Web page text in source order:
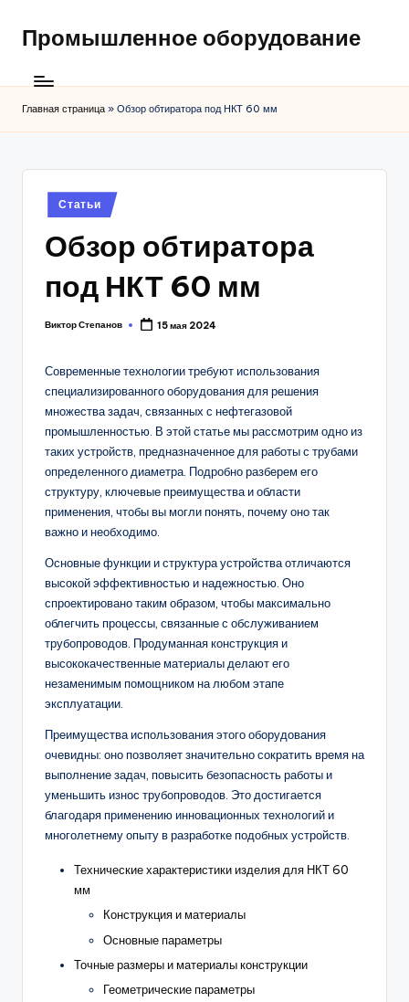
Промышленное оборудование
Главная страница » Обзор обтиратора под НКТ 60 мм
Posted
in
Статьи
Обзор обтиратора
под НКТ 60 мм
Posted
Виктор Степанов 15 мая 2024
Современные технологии требуют использования
специализированного оборудования для решения
множества задач, связанных с нефтегазовой
промышленностью. В этой статье мы рассмотрим одно из
таких устройств, предназначенное для работы с трубами
определенного диаметра. Подробно разберем его
структуру, ключевые преимущества и области
применения, чтобы вы могли понять, почему оно так
важно и необходимо.
Основные функции и структура устройства отличаются
высокой эффективностью и надежностью. Оно
спроектировано таким образом, чтобы максимально
облегчить процессы, связанные с обслуживанием
трубопроводов. Продуманная конструкция и
высококачественные материалы делают его
незаменимым помощником на любом этапе
эксплуатации.
Преимущества использования этого оборудования
очевидны: оно позволяет значительно сократить время на
выполнение задач, повысить безопасность работы и
уменьшить износ трубопроводов. Это достигается
благодаря применению инновационных технологий и
многолетнему опыту в разработке подобных устройств.
Технические характеристики изделия для НКТ 60
мм
Конструкция и материалы
Основные параметры
Точные размеры и материалы конструкции
Геометрические параметры